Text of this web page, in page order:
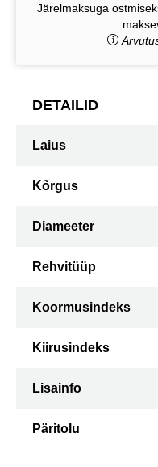
Järelmaksuga
DETAILID
Laius
Kõrgus
Diameeter
Rehvitüüp
Koormusindeks
Kiirusindeks
Lisainfo
Päritolu